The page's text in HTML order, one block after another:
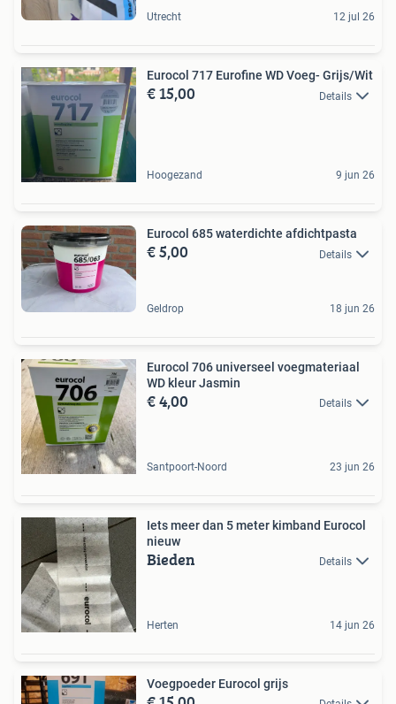
Utrecht 12 jul 26
Eurocol 717 Eurofine WD Voeg- Grijs/Wit
€ 15,00 Details
Hoogezand 9 jun 26
Eurocol 685 waterdichte afdichtpasta
€ 5,00 Details
Geldrop 18 jun 26
Eurocol 706 universeel voegmateriaal
WD kleur Jasmin
€ 4,00 Details
Santpoort-Noord 23 jun 26
Iets meer dan 5 meter kimband Eurocol
nieuw
Bieden Details
Herten 14 jun 26
Voegpoeder Eurocol grijs